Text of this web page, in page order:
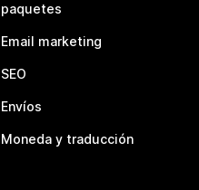
paquetes
Email marketing
SEO
Envíos
Moneda y traducción